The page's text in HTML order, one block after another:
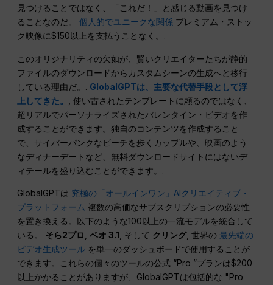
見つけることではなく、「これだ！」と感じる動画を見つけ
ることなのだ。個人的でユニークな関係 プレミアム・ストッ
ク映像に$150以上を支払うことなく。.
このオリジナリティの欠如が、賢いクリエイターたちが静的
ファイルのダウンロードからカスタムシーンの生成へと移行
している理由だ。. GlobalGPTは、主要な代替手段として浮
上してきた。
, 使い古されたテンプレートに頼るのではなく、
超リアルでパーソナライズされたバレンタイン・ビデオを作
成することができます。独自のコンテンツを作成すること
で、サイバーパンクなビーチを歩くカップルや、映画のよう
なディナーデートなど、無料ダウンロードサイトにはないデ
ィテールを盛り込むことができます。.
GlobalGPTは 究極の「オールインワン」AIクリエイティブ・
プラットフォーム 複数の高価なサブスクリプションの必要性
を置き換える。以下のような100以上の一流モデルを統合して
いる。 そら2プロ ,ベオ 3.1 , そして クリング, 世界の最先端の
ビデオ生成ツール を単一のダッシュボードで使用することが
できます。これらの個々のツールの公式 “Pro ”プランは$200
以上かかることがありますが、GlobalGPTは包括的な "Pro